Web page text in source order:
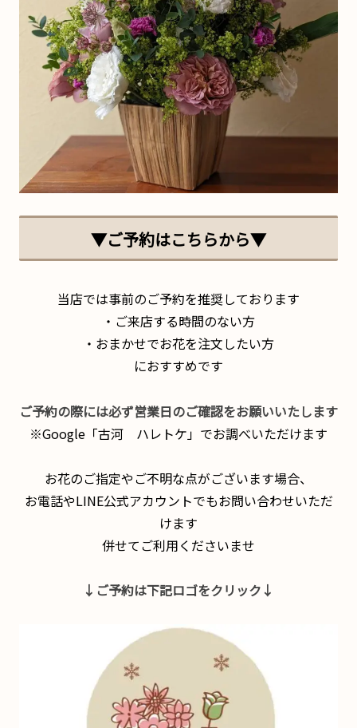
▼ご予約はこちらから▼
当店では事前のご予約を推奨しております
・ご来店する時間のない方
・おまかせでお花を注文したい方
におすすめです
ご予約の際には必ず営業日のご確認をお願いいたします
※Google「古河 ハレトケ」でお調べいただけます
お花のご指定やご不明な点がございます場合、
お電話やLINE公式アカウントでもお問い合わせいただ
けます
併せてご利用くださいませ
↓ご予約は下記ロゴをクリック↓